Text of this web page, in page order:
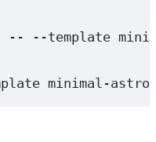
-- --template
minimal-astro